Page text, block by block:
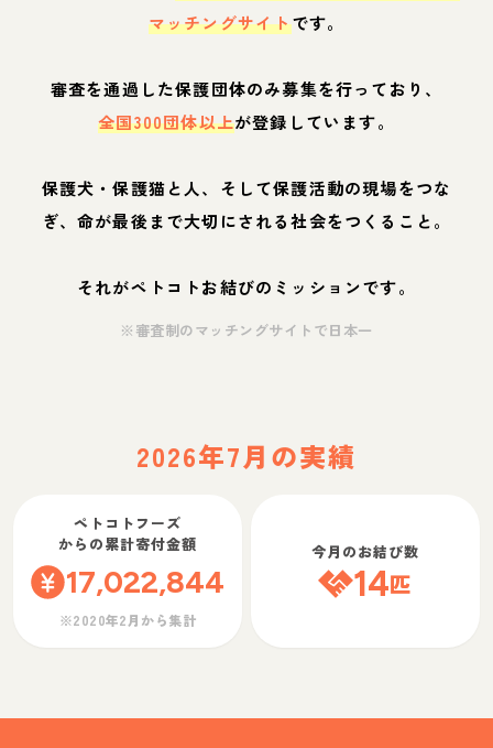
マッチングサイトです。
審査を通過した保護団体のみ募集を行っており、
全国300団体以上が登録しています。
保護犬・保護猫と人、そして保護活動の現場をつな
ぎ、命が最後まで大切にされる社会をつくること。
それがペトコトお結びのミッションです。
※審査制のマッチングサイトで日本一
2026年7月の実績
ペトコトフーズ
からの累計寄付金額
17,022,844
※2020年2月から集計
今月のお結び数
14匹